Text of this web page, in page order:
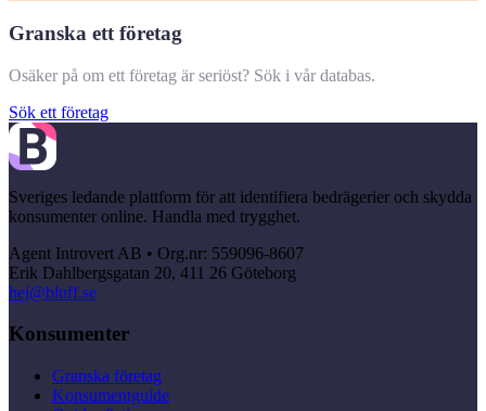
Granska ett företag
Osäker på om ett företag är seriöst? Sök i vår databas.
Sök ett företag
Sveriges ledande plattform för att identifiera bedrägerier och skydda
konsumenter online. Handla med trygghet.
Agent Introvert AB • Org.nr: 559096-8607
Erik Dahlbergsgatan 20, 411 26 Göteborg
hej@bluff.se
Konsumenter
Granska företag
Konsumentguide